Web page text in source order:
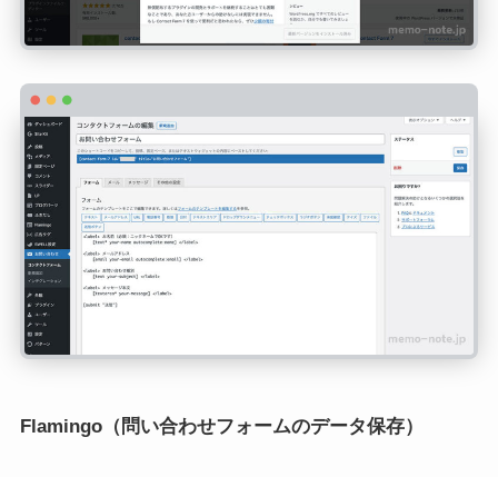
Flamingo（問い合わせフォームのデータ保存）